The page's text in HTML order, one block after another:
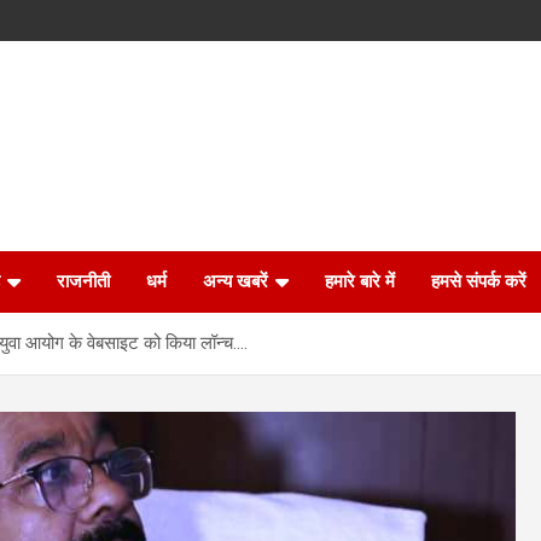
राजनीती धर्म अन्य खबरें हमारे बारे में हमसे संपर्क करें
आयोग के वेबसाइट को किया लॉन्च….